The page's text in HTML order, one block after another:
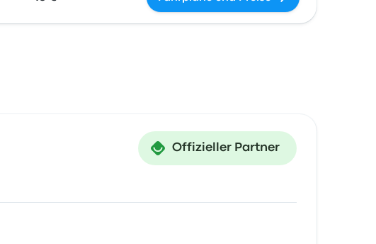
Offizieller Partner